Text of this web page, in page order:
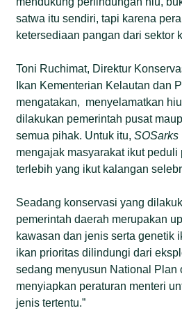
satwa itu sendiri, tapi karena
ketersediaan pangan dari sektor
Toni Ruchimat, Direktur
Ikan Kementerian Kelautan dan
mengatakan, menyelamatkan
dilakukan pemerintah pusat
semua pihak. Untuk itu,SOSarks
mengajak masyarakat ikut peduli
terlebih yang ikut kalangan
Seadang konservasi yang
pemerintah daerah merupakan
kawasan dan jenis serta genetik
ikan prioritas dilindungi dari
sedang menyusun National Plan
menyiapkan peraturan menteri
jenis tertentu.”